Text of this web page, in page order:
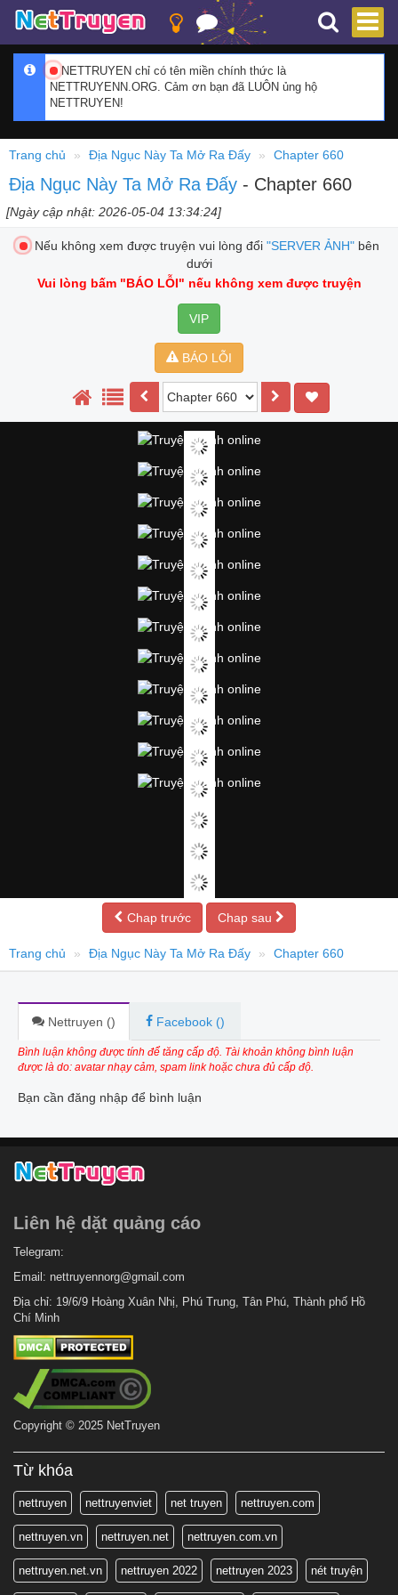
NETTRUYEN chỉ có tên miền chính thức là
NETTRUYENN.ORG. Cảm ơn bạn đã LUÔN ủng hộ
NETTRUYEN!
Trang chủ Địa Ngục Này Ta Mở Ra Đấy Chapter 660
Địa Ngục Này Ta Mở Ra Đấy - Chapter 660
[Ngày cập nhật: 2026-05-04 13:34:24]
Nếu không xem được truyện vui lòng đổi "SERVER ẢNH"bên
dưới
Vui lòng bấm "BÁO LỖI" nếu không xem được truyện
VIP
BÁO LỖI
Chap trước Chap sau
Trang chủ Địa Ngục Này Ta Mở Ra Đấy Chapter 660
Nettruyen () Facebook ()
Bình luận không được tính để tăng cấp độ. Tài khoản không bình luận
được là do: avatar nhạy cảm, spam link hoặc chưa đủ cấp độ.
Bạn cần đăng nhập để bình luận
Liên hệ dặt quảng cáo
Telegram:
Email: nettruyennorg@gmail.com
Địa chỉ: 19/6/9 Hoàng Xuân Nhị, Phú Trung, Tân Phú, Thành phố Hồ
Chí Minh
Copyright © 2025 NetTruyen
Từ khóa
nettruyen nettruyenviet net truyen nettruyen.com
nettruyen.vn nettruyen.net nettruyen.com.vn
nettruyen.net.vn nettruyen 2022 nettruyen 2023 nét truyện